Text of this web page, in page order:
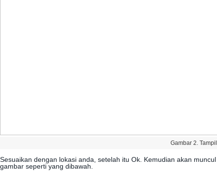
Gambar 2
Sesuaikan dengan lokasi anda, setelah itu Ok. Kemudian akan muncul
gambar seperti yang dibawah.